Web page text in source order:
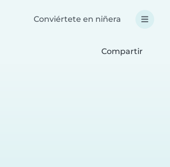
Conviértete en niñera
Compartir